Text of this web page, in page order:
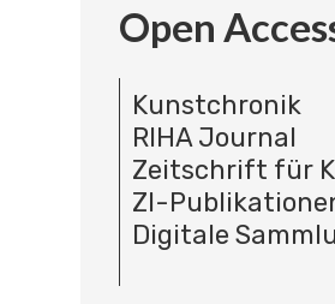
Open
Kunstchronik
RIHA Journal
Zeitschrift für
ZI-
Digitale